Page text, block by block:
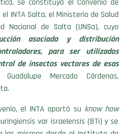
INTA Salta, el Ministerio de Salud
Nacional de Salta (UNSa), cuyo
asociada y distribución
para ser utilizados
de insectos vectores de esas
Mercado Cárdenas,
el INTA aportó su know how
var israelensis (BTi) y se